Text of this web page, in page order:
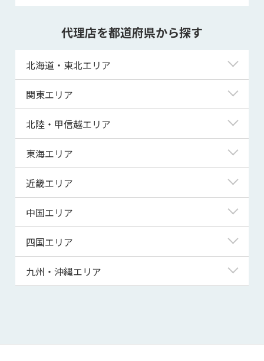
代理店を都道府県から探す
北海道・東北エリア
北海道
青森県
宮城県
秋田県
山形県
関東エリア
東京都
神奈川県
埼玉県
千葉県
茨城県
群馬県
北陸・甲信越エリア
新潟県
富山県
福井県
山梨県
長野県
東海エリア
岐阜県
静岡県
三重県
近畿エリア
滋賀県
京都府
大阪府
兵庫県
和歌山県
中国エリア
鳥取県
島根県
山口県
四国エリア
徳島県
高知県
九州・沖縄エリア